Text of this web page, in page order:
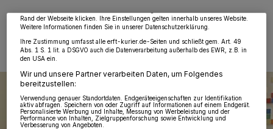
14.04.2023 , 18:44 Uhr Eine Minute Lesezeit
Rand der Webseite klicken. Ihre Einstellungen gelten innerhalb unseres Website.
Weitere Informationen finden Sie in unserer Datenschutzerklärung.
Ihre Zustimmung umfasst alle erft-kurier.de-Seiten und schließt gem. Art. 49
Abs. 1 S. 1 lit. a DSGVO auch die Datenverarbeitung außerhalb des EWR, z.B. in
den USA ein.
Wir und unsere Partner verarbeiten Daten, um Folgendes
bereitzustellen:
Verwendung genauer Standortdaten. Endgeräteeigenschaften zur Identifikation
aktiv abfragen. Speichern von oder Zugriff auf Informationen auf einem Endgerät.
Personalisierte Werbung und Inhalte, Messung von Werbeleistung und der
Performance von Inhalten, Zielgruppenforschung sowie Entwicklung und
Verbesserung von Angeboten.